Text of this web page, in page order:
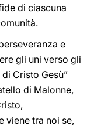
di ciascuna
e
gli uni verso gli
Cristo Gesù”
di Malonne,
viene tra noi se,